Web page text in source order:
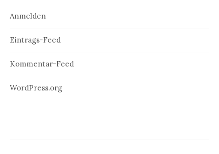
Anmelden
Eintrags-Feed
Kommentar-Feed
WordPress.org